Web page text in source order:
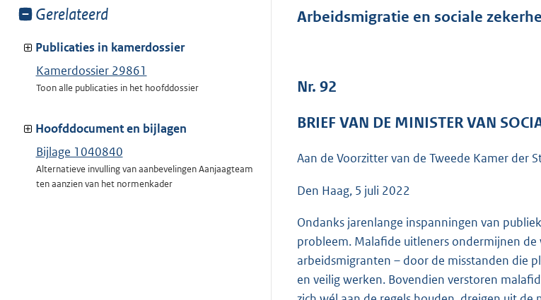
Toon
van:
Gerelateerd
Publicaties in kamerdossier
Kamerdossier 29861
Toon alle publicaties in het hoofddossier
Hoofddocument en bijlagen
Bijlage 1040840
Alternatieve invulling van aanbevelingen Aanjaagteam
ten aanzien van het normenkader
a
r
o
:
8
0
K
Arbeidsmigratie en sociale
Nr. 92
BRIEF VAN DE MINISTER VAN
Aan de Voorzitter van de Tweede Kamer der
Den Haag, 5 juli 2022
Ondanks jarenlange inspanningen van
probleem. Malafide uitleners ondermijnen
arbeidsmigranten – door de misstanden die
en veilig werken. Bovendien verstoren